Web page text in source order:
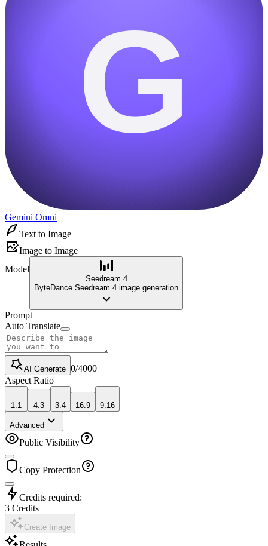
G
Gemini Omni
Text to Image
Image to Image
Model
Seedream 4
ByteDance Seedream 4 image generation
Prompt
Auto Translate
AI Generate 0/4000
Aspect Ratio
1:1 4:3 3:4 16:9 9:16
Advanced
Public Visibility
Copy Protection
Credits required:
3 Credits
Create Image